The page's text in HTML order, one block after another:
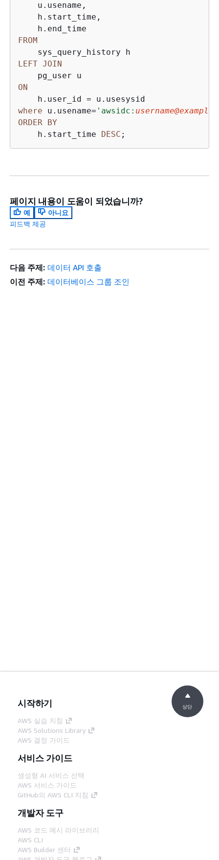
    u.usename,
    h.start_time,
FROM
LEFT JOIN
ON
    h.user_id
=
where u.usename= 'awsidc:
ORDER BY
    h.start_time
DESC ;
페이지 내용이 도움이 되었습니까?
예
아니요
피드백 제공
다음 주제: 데이터 API 호출
이전 주제: 데이터베이스 그룹 조인
시작하기
AWS 실습 지침
AWS Solutions Library
AWS 결정 가이드
서비스 가이드
생성형 AI 서비스 선택
AWS 서비스 가이드
GitHub의 AWS CLI 지침
개발자 도구
AWS 코드 예시 라이브러리
AWS CLI
AWS Builder 센터
상단